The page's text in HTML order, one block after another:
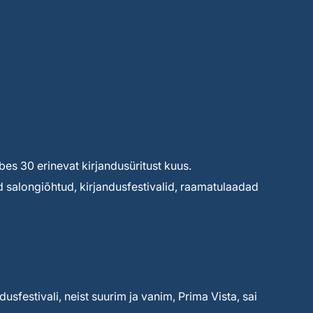
30 erinevat kirjandusüritust kuus.
salongiõhtud, kirjandusfestivalid, raamatulaadad
neist suurim ja vanim, Prima Vista, sai